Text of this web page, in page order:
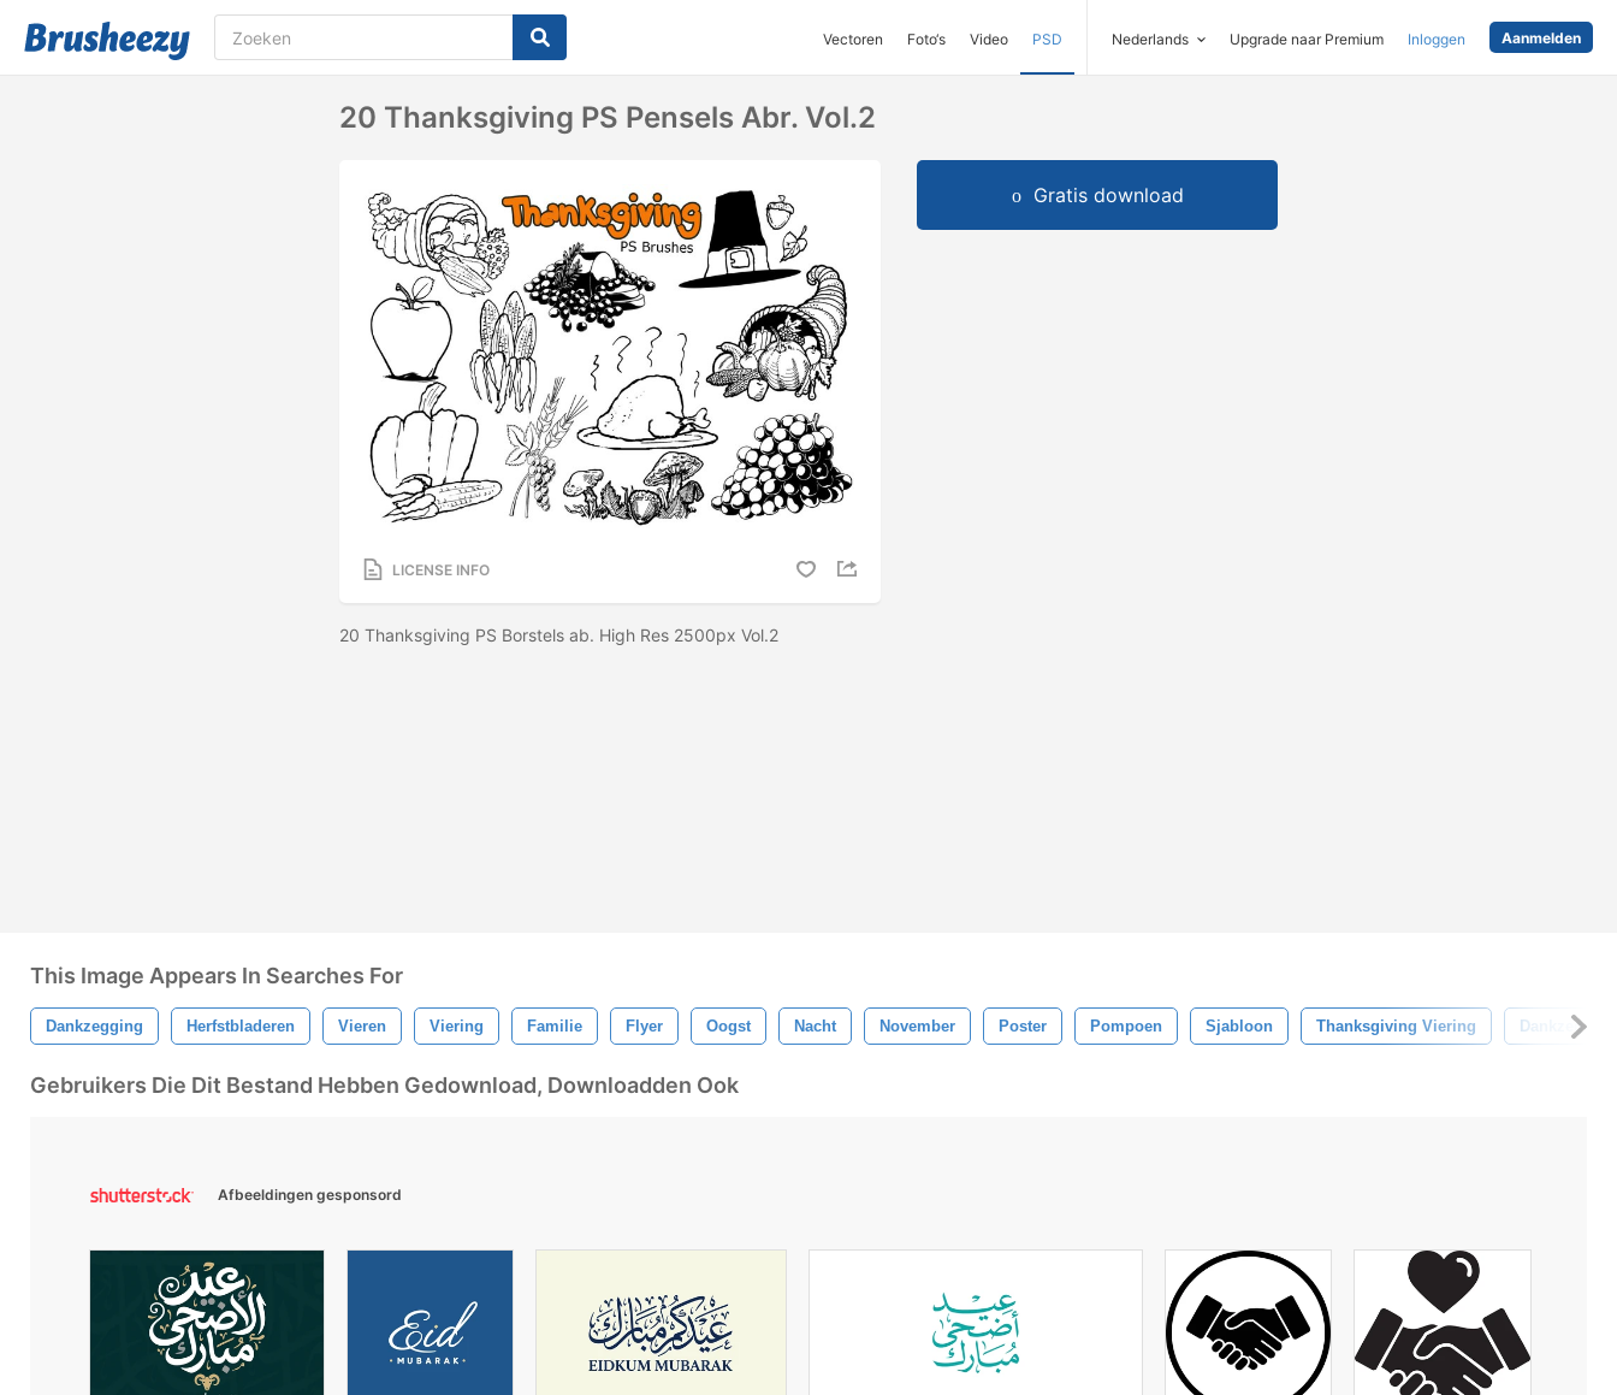
Vectoren Foto‘s Video PSD Nederlands Upgrade naar Premium Inloggen Aanmelden
20 Thanksgiving PS Pensels Abr. Vol.2
LICENSE INFO
20 Thanksgiving PS Borstels ab. High Res 2500px Vol.2
Gratis download
This Image Appears In Searches For
Dankzegging Herfstbladeren Vieren Viering Familie Flyer Oogst Nacht November Poster Pompoen Sjabloon Thanksgiving Viering
Gebruikers Die Dit Bestand Hebben Gedownload, Downloadden Ook
Afbeeldingen gesponsord